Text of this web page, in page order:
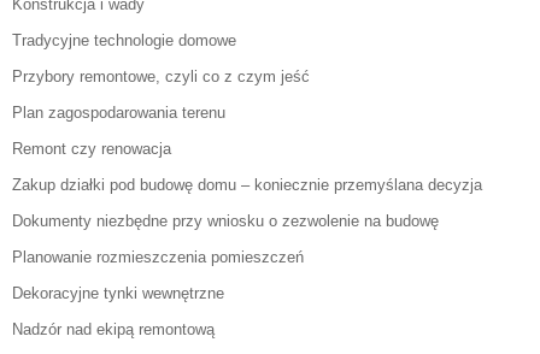
Konstrukcja i wady
Tradycyjne technologie domowe
Przybory remontowe, czyli co z czym jeść
Plan zagospodarowania terenu
Remont czy renowacja
Zakup działki pod budowę domu – koniecznie przemyślana decyzja
Dokumenty niezbędne przy wniosku o zezwolenie na budowę
Planowanie rozmieszczenia pomieszczeń
Dekoracyjne tynki wewnętrzne
Nadzór nad ekipą remontową